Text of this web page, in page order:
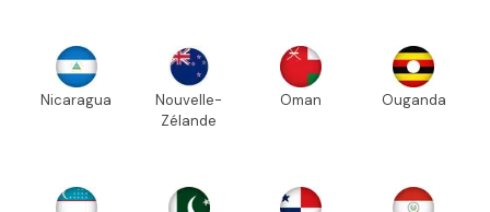
Nicaragua
Nouvelle-
Zélande
Oman Ouganda